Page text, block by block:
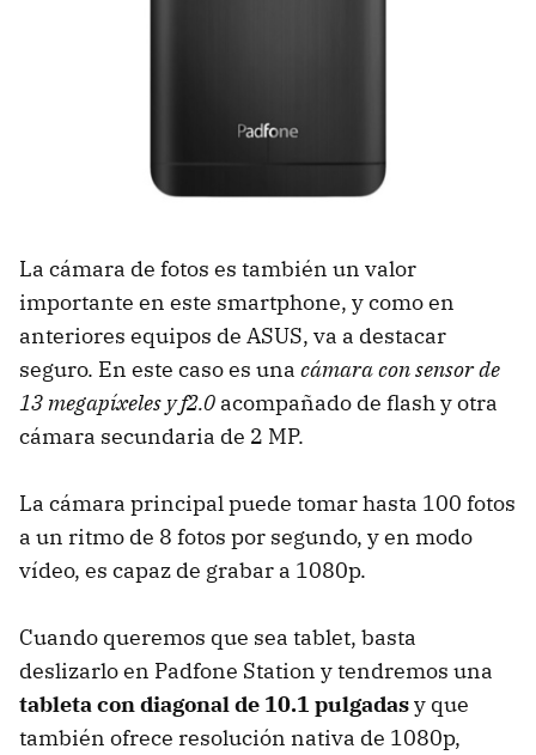
La cámara de fotos es también un valor
importante en este smartphone, y como en
anteriores equipos de ASUS, va a destacar
seguro. En este caso es una cámara con sensor de
13 megapíxeles y f2.0 acompañado de flash y otra
cámara secundaria de 2 MP.
La cámara principal puede tomar hasta 100 fotos
a un ritmo de 8 fotos por segundo, y en modo
vídeo, es capaz de grabar a 1080p.
Cuando queremos que sea tablet, basta
deslizarlo en Padfone Station y tendremos una
tableta con diagonal de 10.1 pulgadasy que
también ofrece resolución nativa de 1080p,